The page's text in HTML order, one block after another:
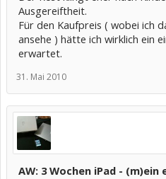
Ausgereiftheit.
Für den Kaufpreis ( wobei ich
ansehe ) hätte ich wirklich ein
erwartet.
31. Mai 2010
AW: 3 Wochen iPad - (m)ein